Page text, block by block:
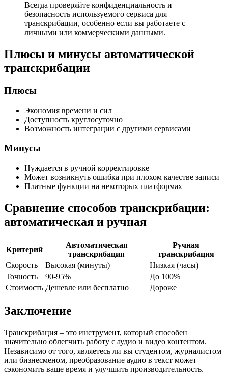
Всегда проверяйте конфиденциальность и
безопасность используемого сервиса для
транскрибации, особенно если вы работаете с
личными или коммерческими данными.
Плюсы и минусы автоматической
транскрибации
Плюсы
Экономия времени и сил
Доступность круглосуточно
Возможность интеграции с другими сервисами
Минусы
Нуждается в ручной корректировке
Может возникнуть ошибка при плохом качестве записи
Платные функции на некоторых платформах
Сравнение способов транскрибации:
автоматическая и ручная
Критерий
Автоматическая
транскрибация
Ручная
транскрибация
Скорость
Высокая (минуты)
Низкая (часы)
Точность
90-95%
До 100%
Стоимость Дешевле или бесплатно Дороже
Заключение
Транскрибация – это инструмент, который способен
значительно облегчить работу с аудио и видео контентом.
Независимо от того, являетесь ли вы студентом, журналистом
или бизнесменом, преобразование аудио в текст может
сэкономить ваше время и улучшить производительность.